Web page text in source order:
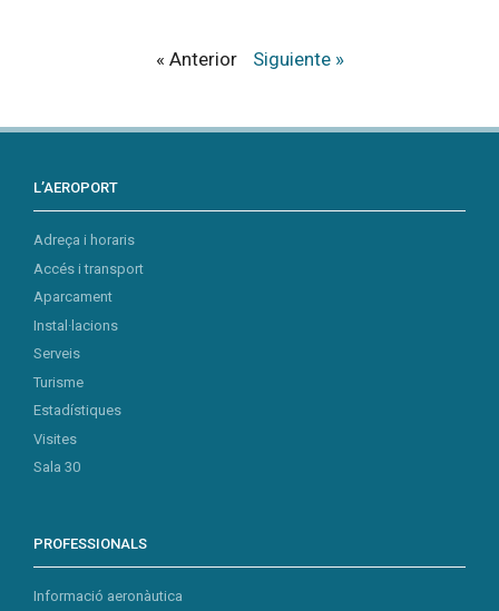
« Anterior Siguiente »
L’AEROPORT
Adreça i horaris
Accés i transport
Aparcament
Instal·lacions
Serveis
Turisme
Estadístiques
Visites
Sala 30
PROFESSIONALS
Informació aeronàutica